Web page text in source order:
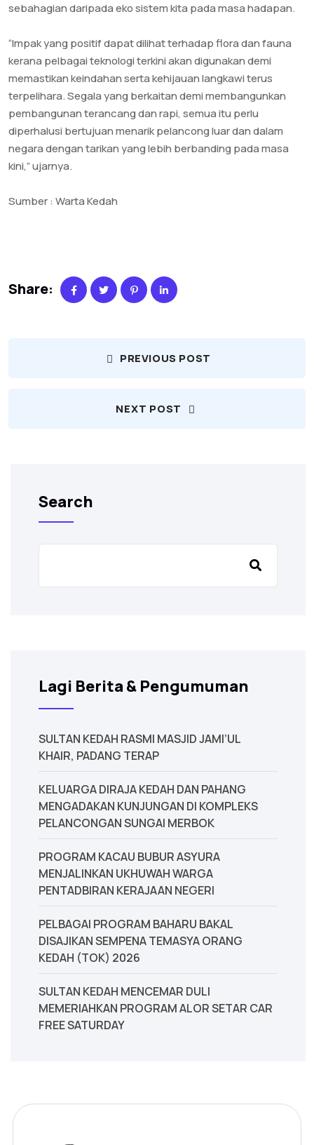
sebahagian daripada eko sistem kita pada masa hadapan.
“Impak yang positif dapat dilihat terhadap flora dan fauna
kerana pelbagai teknologi terkini akan digunakan demi
memastikan keindahan serta kehijauan langkawi terus
terpelihara. Segala yang berkaitan demi membangunkan
pembangunan terancang dan rapi, semua itu perlu
diperhalusi bertujuan menarik pelancong luar dan dalam
negara dengan tarikan yang lebih berbanding pada masa
kini,” ujarnya.
Sumber : Warta Kedah
Share:
PREVIOUS POST
NEXT POST
Search
Lagi Berita & Pengumuman
‎SULTAN KEDAH RASMI MASJID JAMI’UL
KHAIR, PADANG TERAP
KELUARGA DIRAJA KEDAH DAN PAHANG
MENGADAKAN KUNJUNGAN DI KOMPLEKS
PELANCONGAN SUNGAI MERBOK
PROGRAM KACAU BUBUR ASYURA
MENJALINKAN UKHUWAH WARGA
PENTADBIRAN KERAJAAN NEGERI
PELBAGAI PROGRAM BAHARU BAKAL
DISAJIKAN SEMPENA TEMASYA ORANG
KEDAH (TOK) 2026
SULTAN KEDAH MENCEMAR DULI
MEMERIAHKAN PROGRAM ALOR SETAR CAR
FREE SATURDAY